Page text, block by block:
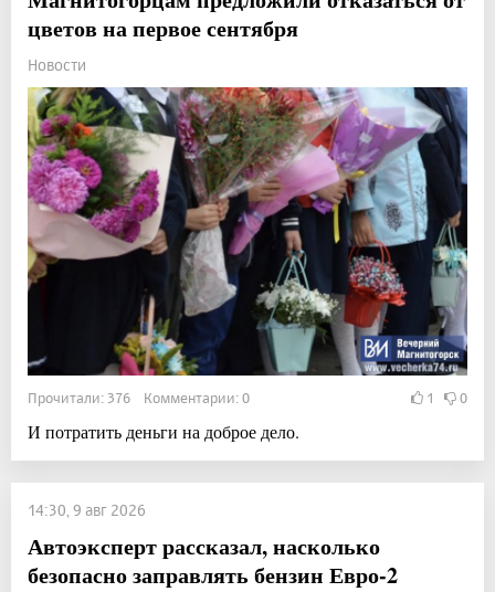
цветов на первое сентября
Новости
Прочитали: 376 Комментарии: 0 1 0
И потратить деньги на доброе дело.
14:30, 9 авг 2026
Автоэксперт рассказал, насколько
безопасно заправлять бензин Евро-2